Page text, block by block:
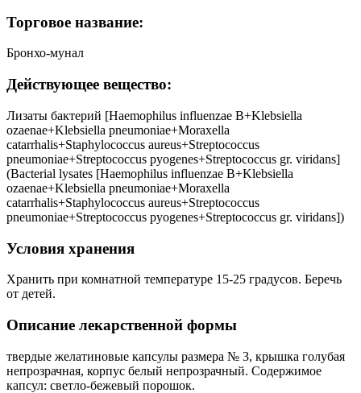
Торговое название:
Бронхо-мунал
Действующее вещество:
Лизаты бактерий [Haemophilus influenzae B+Klebsiella
ozaenae+Klebsiella pneumoniae+Moraxella
сatarrhalis+Staphylococcus aureus+Streptococcus
pneumoniae+Streptococcus pyogenes+Streptococcus gr. viridans]
(Bacterial lysates [Haemophilus influenzae B+Klebsiella
ozaenae+Klebsiella pneumoniae+Moraxella
сatarrhalis+Staphylococcus aureus+Streptococcus
pneumoniae+Streptococcus pyogenes+Streptococcus gr. viridans])
Условия хранения
Хранить при комнатной температуре 15-25 градусов. Беречь
от детей.
Описание лекарственной формы
твердые желатиновые капсулы размера № 3, крышка голубая
непрозрачная, корпус белый непрозрачный. Содержимое
капсул: светло-бежевый порошок.